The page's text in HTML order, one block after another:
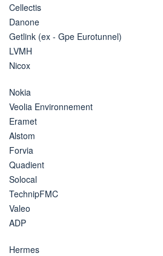
Cellectis
Danone
Getlink (ex - Gpe Eurotunnel)
LVMH
Nicox
Nokia
Veolia Environnement
Eramet
Alstom
Forvia
Quadient
Solocal
TechnipFMC
Valeo
ADP
Hermes